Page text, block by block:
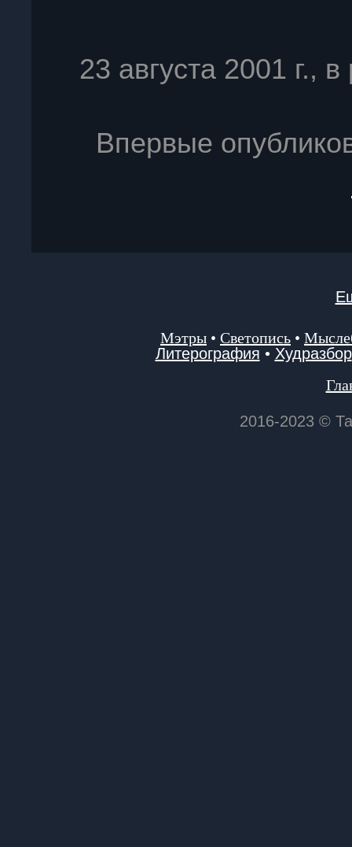
23 августа 2001 г.,
Впервые
Мэтры • Светопись •
Литерография • Худразбор
2016-2023 ©